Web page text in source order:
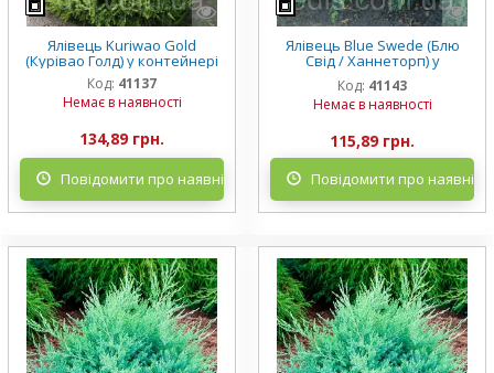
Ялівець Kuriwao Gold
(Курівао Голд) у контейнері
Код: 41137
Немає в наявності
134,89 грн.
Повідомити про наявність
Ялівець Blue Swede (Блю
Свід / Ханнеторп) у
контейнері
Код: 41143
Немає в наявності
115,89 грн.
Повідомити про